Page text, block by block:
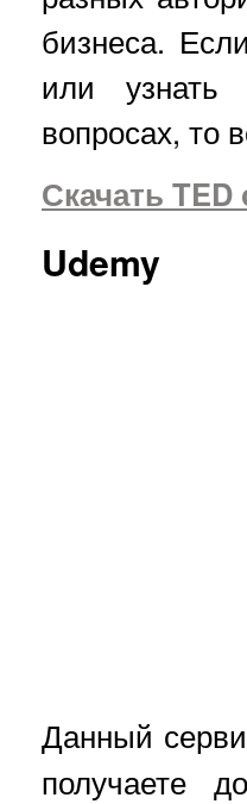
бизнеса.
или узнать
вопросах, то
Скачать
Udemy
Данный
получаете